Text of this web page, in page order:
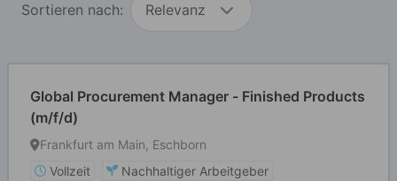
Sortieren nach:
Relevanz
Global Procurement Manager - Finished Products
(m/f/d)
Frankfurt am Main, Eschborn
Vollzeit
Nachhaltiger Arbeitgeber